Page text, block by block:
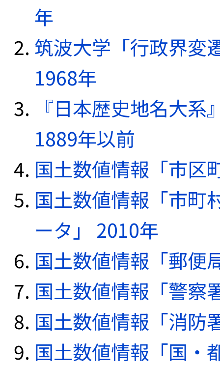
年
筑波大学「行政界変
1968年
『日本歴史地名大
1889年以前
国土数値情報「市区
国土数値情報「市町
ータ」 2010年
国土数値情報「郵便
国土数値情報「警察
国土数値情報「消防
国土数値情報「国・